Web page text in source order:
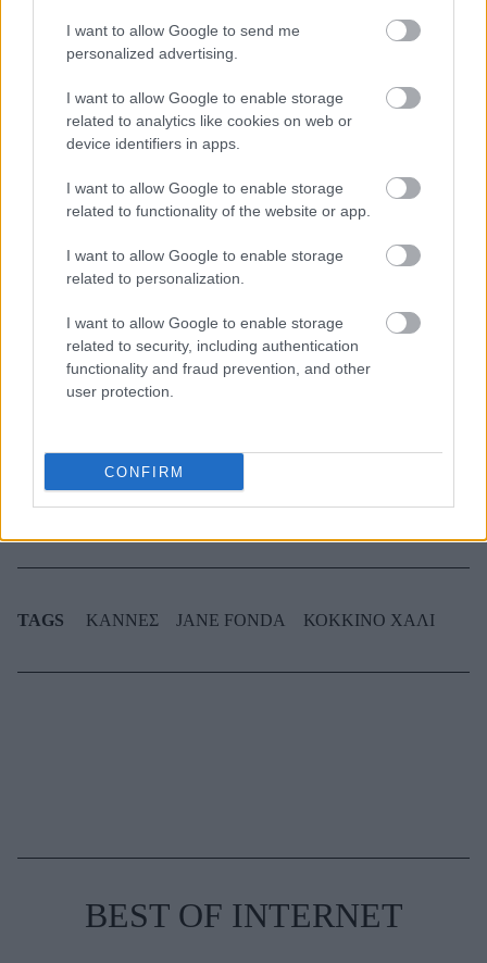
I want to allow Google to send me
personalized advertising.
I want to allow Google to enable storage
related to analytics like cookies on web or
device identifiers in apps.
I want to allow Google to enable storage
related to functionality of the website or app.
I want to allow Google to enable storage
related to personalization.
I want to allow Google to enable storage
related to security, including authentication
functionality and fraud prevention, and other
user protection.
CONFIRM
μας στο
Google News
για daily
fashion inspo.
ΔΙΑΒΑΖΟΝΤΑΙ ΤΩΡΑ
Οι μαμάκηδες του ζωδιακού: Αυτά τα ζώδια είναι
συνήθως κολλημένα στη μαμά τους
Τα 6 σημεία του σπιτιού που δεν χρειάζεται να
3-3-3 rule: Ο κανόνας που θα αλλάξει τον τρόπο
που ντύνεσαι
TAGS ΚΑΝΝΕΣ JANE FONDA ΚΟΚΚΙΝΟ ΧΑΛΙ
BEST OF INTERNET